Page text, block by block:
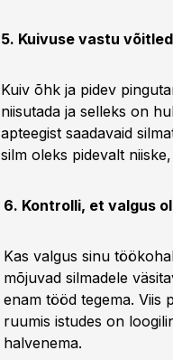
5. Kuivuse vastu
Kuiv õhk ja pidev
niisutada ja selleks on
apteegist saadavaid
silm oleks pidevalt
6. Kontrolli, et valgus
Kas valgus sinu
mõjuvad silmadele
enam tööd tegema. Viis
ruumis istudes on
halvenema.